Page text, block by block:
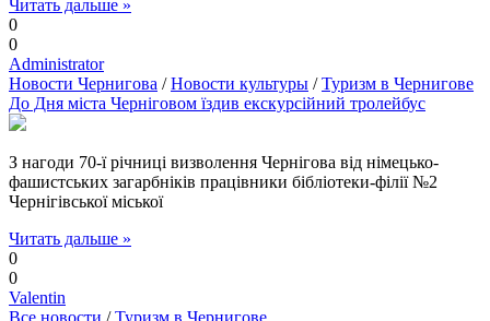
Читать дальше »
0
0
Administrator
Новости Чернигова /Новости культуры /Туризм в Чернигове
До Дня міста Черніговом їздив екскурсійний тролейбус
З нагоди 70-ї річниці визволення Чернігова від німецько-
фашистських загарбніків працівники бібліотеки-філії №2
Чернігівської міської
Читать дальше »
0
0
Valentin
Все новости /Туризм в Чернигове